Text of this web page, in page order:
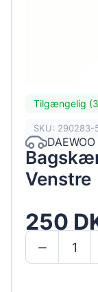
Tilgængelig
SKU: 290283-
Venstre
250